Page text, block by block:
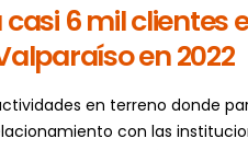
6 mil clientes
en 2022
en terreno donde
con las